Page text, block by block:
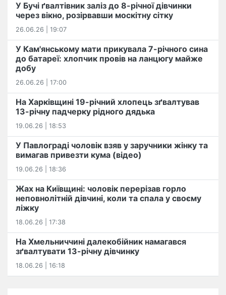
У Бучі ґвалтівник заліз до 8-річної дівчинки
через вікно, розірвавши москітну сітку
26.06.26 | 19:07
У Кам'янському мати прикувала 7-річного сина
до батареї: хлопчик провів на ланцюгу майже
добу
26.06.26 | 17:00
На Харківщині 19-річний хлопець​ ️зґвалтував
13-річну падчерку рідного дядька
19.06.26 | 18:53
У Павлограді чоловік взяв у заручники жінку та
вимагав привезти кума (відео)
19.06.26 | 18:36
Жах на Київщині: чоловік перерізав горло
неповнолітній дівчині, коли та спала у своєму
ліжку
18.06.26 | 17:38
На Хмельниччині далекобійник намагався
зґвалтувати 13-річну дівчинку
18.06.26 | 16:18